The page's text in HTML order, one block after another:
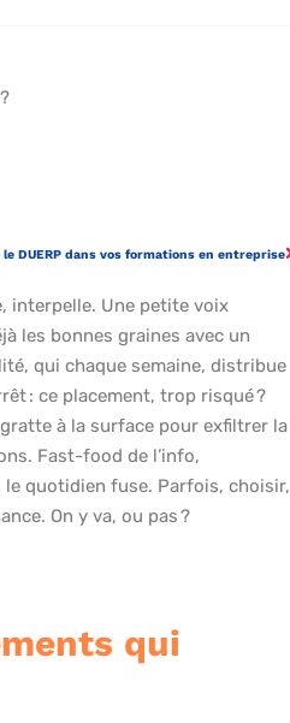
DUERP dans vos formations en entreprise
interpelle. Une petite voix
les bonnes graines avec un
qui chaque semaine, distribue
: ce placement, trop risqué ?
à la surface pour exfiltrer la
Fast-food de l’info,
le quotidien fuse. Parfois, choisir,
On y va, ou pas ?
qui